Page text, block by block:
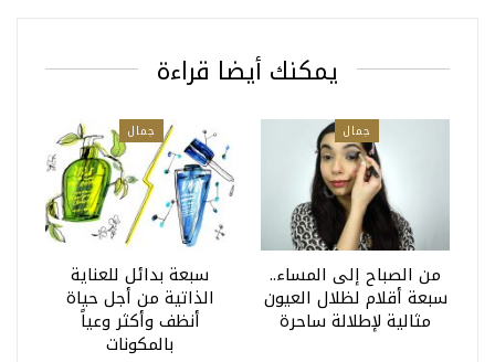
يمكنك أيضا قراءة
جمال
من الصباح إلى المساء..
سبعة أقلام لظلال العيون
مثالية لإطلالة ساحرة
جمال
سبعة بدائل للعناية
الذاتية من أجل حياة
أنظف وأكثر وعياً
بالمكونات